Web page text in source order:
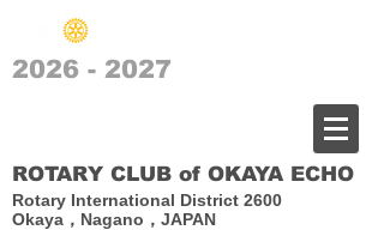
2026 - 2027
ROTARY CLUB of OKAYA ECHO
Rotary International District 2600
Okaya，Nagano，JAPAN